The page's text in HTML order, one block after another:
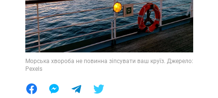
Морська хвороба не повинна зіпсувати ваш круїз. Джерело:
Pexels